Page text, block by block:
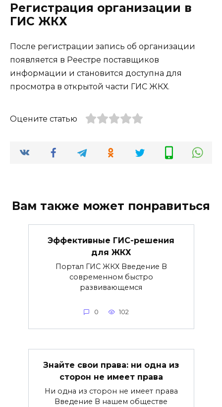
Регистрация организации в
ГИС ЖКХ
После регистрации запись об организации
появляется в Реестре поставщиков
информации и становится доступна для
просмотра в открытой части ГИС ЖКХ.
Оцените статью
Вам также может понравиться
Эффективные ГИС-решения
для ЖКХ
Портал ГИС ЖКХ Введение В
современном быстро
развивающемся
0 102
Знайте свои права: ни одна из
сторон не имеет права
Ни одна из сторон не имеет права
Введение В нашем обществе